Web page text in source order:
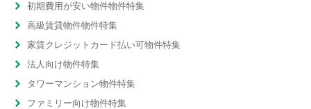
初期費用が安い物件物件特集
高級賃貸物件物件特集
家賃クレジットカード払い可物件特集
法人向け物件特集
タワーマンション物件特集
ファミリー向け物件特集